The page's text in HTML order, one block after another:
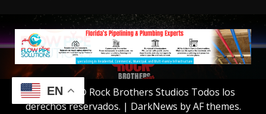
Copyright © Rock Brothers Studios Todos los
derechos reservados. | DarkNews by AF themes.
EN